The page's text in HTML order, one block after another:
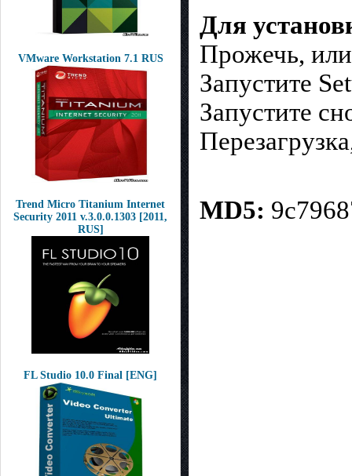
VMware Workstation 7.1 RUS
Trend Micro Titanium Internet
Security 2011 v.3.0.0.1303 [2011,
RUS]
FL Studio 10.0 Final [ENG]
Для
Прожечь,
Запустите
Запустите
MD5: